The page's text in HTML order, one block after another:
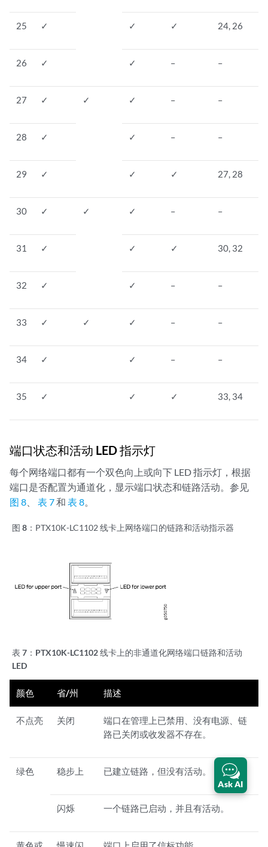
25 ✓ ✓ ✓ 24, 26
26 ✓ ✓ – –
27 ✓ ✓ ✓ – –
28 ✓ ✓ – –
29 ✓ ✓ ✓ 27, 28
30 ✓ ✓ ✓ – –
31 ✓ ✓ ✓ 30, 32
32 ✓ ✓ – –
33 ✓ ✓ ✓ – –
34 ✓ ✓ – –
35 ✓ ✓ ✓ 33, 34
端口状态和活动 LED 指示灯
每个网络端口都有一个双色向上或向下 LED 指示灯，根据
端口是否配置为通道化，显示端口状态和链路活动。参见
图 8
表 7和 表 8。
图 8： PTX10K-LC1102 线卡上网络端口的链路和活动指示器
表 7： PTX10K-LC1102 线卡上的非通道化网络端口链路和活动
LED
颜色 省/州 描述
不点亮 关闭
端口在管理上已禁用、没有电源、链
路已关闭或收发器不存在。
绿色 稳步上 已建立链路，但没有活动。
闪烁 一个链路已启动，并且有活动。
Ask AI